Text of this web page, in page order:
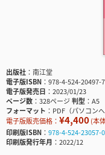
出版社
南江堂
電子版ISBN
978-4-524-20497-7
電子版発売日
2023/01/23
ページ数
328ページ判型
A5
フォーマット
PDF（パソコン
電子版販売価格： ¥4,400(本
印刷版ISBN
978-4-524-23057-0
印刷版発行年月
2022/12